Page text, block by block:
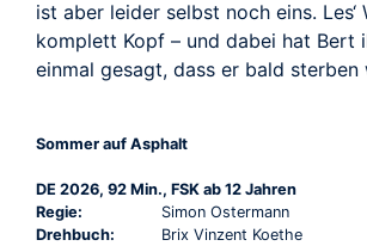
ist aber leider selbst noch eins. Les‘
komplett Kopf – und dabei hat Bert
einmal gesagt, dass er bald sterben
Sommer auf Asphalt
DE 2026, 92 Min., FSK ab 12 Jahren
Regie:
Simon Ostermann
Drehbuch:
Brix Vinzent Koethe